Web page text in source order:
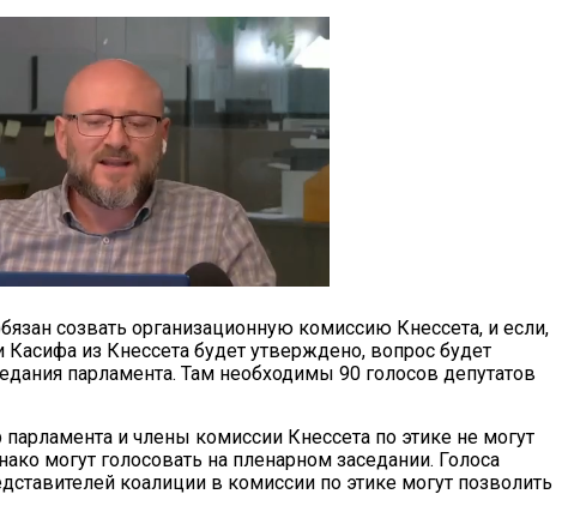
созвать организационную комиссию Кнессета, и если,
из Кнессета будет утверждено, вопрос будет
парламента. Там необходимы 90 голосов депутатов
и члены комиссии Кнессета по этике не могут
могут голосовать на пленарном заседании. Голоса
коалиции в комиссии по этике могут позволить